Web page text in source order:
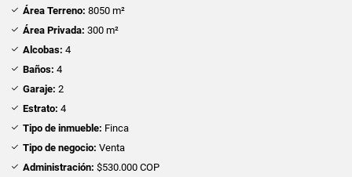
Área Terreno: 8050 m²
Área Privada: 300 m²
Alcobas: 4
Baños: 4
Garaje: 2
Estrato: 4
Tipo de inmueble: Finca
Tipo de negocio: Venta
Administración: $530.000 COP